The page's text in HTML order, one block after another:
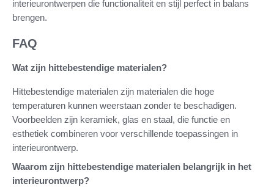
interieurontwerpen die functionaliteit en stijl perfect in balans
brengen.
FAQ
Wat zijn hittebestendige materialen?
Hittebestendige materialen zijn materialen die hoge
temperaturen kunnen weerstaan zonder te beschadigen.
Voorbeelden zijn keramiek, glas en staal, die functie en
esthetiek combineren voor verschillende toepassingen in
interieurontwerp.
Waarom zijn hittebestendige materialen belangrijk in het
interieurontwerp?